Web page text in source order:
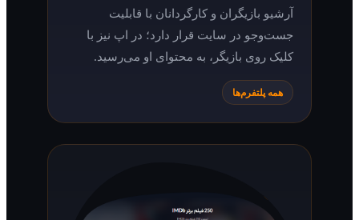
آرشیو بازیگران و کارگردانان با قابلیت
جست‌وجو در سایت قرار دارد؛ در اپ نیز با
کلیک روی بازیگر، به محتوای او می‌رسید.
همه پلتفرم‌ها